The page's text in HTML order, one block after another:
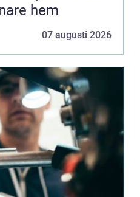
hem
07 augusti 2026